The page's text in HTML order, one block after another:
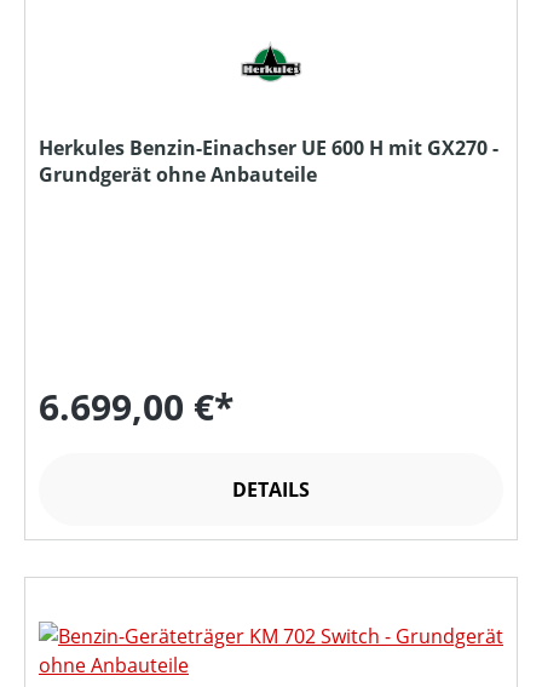
Herkules Benzin-Einachser UE 600 H mit GX270 -
Grundgerät ohne Anbauteile
6.699,00 €*
DETAILS